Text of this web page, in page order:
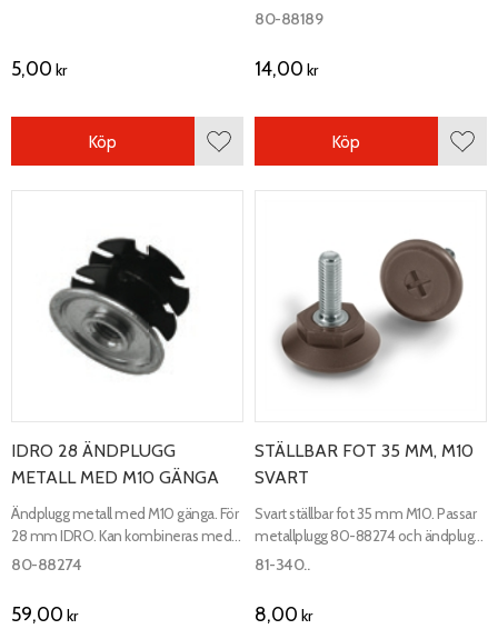
5,00 kr
Lägg till i favoriter
Köp
80-88189
14,00 kr
Köp
IDRO 28 ÄNDPLUGG
METALL MED M10 GÄNGA
Ändplugg metall med M10 gänga. För
28 mm IDRO. Kan kombineras med
artikel 81-340 och 81-34073.
80-88274
59,00 kr
STÄLLBAR FOT 35 MM, M10
SVART
Svart ställbar fot 35 mm M10. Passar
metallplugg 80-88274 och ändplugg
80-88189.
81-340..
8,00 kr